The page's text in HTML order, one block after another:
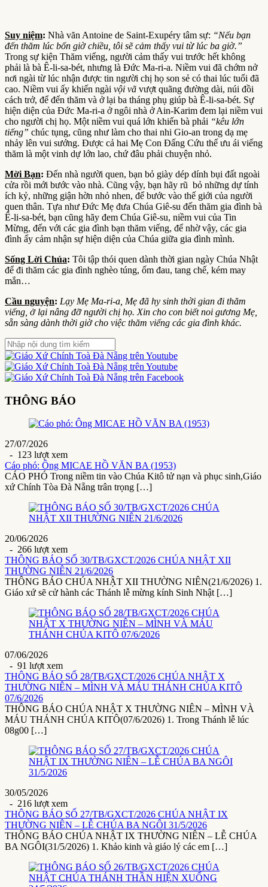
Suy niệm: Nhà văn Antoine de Saint-Exupéry tâm sự: “Nếu bạn
đến thăm lúc bốn giờ chiều, tôi sẽ cảm thấy vui từ lúc ba giờ.”
Trong sự kiện Thăm viếng, người cảm thấy vui trước hết không
phải là bà Ê-li-sa-bét, nhưng là Đức Ma-ri-a. Niềm vui đã chớm nở
nơi ngài từ lúc nhận được tin người chị họ son sẻ có thai lúc tuổi đã
cao. Niềm vui ấy khiến ngài vội vã vượt quãng đường dài, núi đồi
cách trở, để đến thăm và ở lại ba tháng phụ giúp bà Ê-li-sa-bét. Sự
hiện diện của Đức Ma-ri-a ở ngôi nhà ở Ain-Karim đem lại niềm vui
cho người chị họ. Một niềm vui quá lớn khiến bà phải “kêu lớn
tiếng” chúc tụng, cũng như làm cho thai nhi Gio-an trong dạ mẹ
nhảy lên vui sướng. Được cả hai Mẹ Con Đấng Cứu thế ưu ái viếng
thăm là một vinh dự lớn lao, chứ đâu phải chuyện nhỏ.
Mời Bạn: Đến nhà người quen, bạn bỏ giày dép dính bụi đất ngoài
cửa rồi mới bước vào nhà. Cũng vậy, bạn hãy rũ bỏ những dự tính
ích kỷ, những giận hờn nhỏ nhen, để bước vào thế giới của người
quen thân. Tựa như Đức Mẹ đưa Chúa Giê-su đến thăm gia đình bà
Ê-li-sa-bét, bạn cũng hãy đem Chúa Giê-su, niềm vui của Tin
Mừng, đến với các gia đình bạn thăm viếng, để nhờ vậy, các gia
đình ấy cảm nhận sự hiện diện của Chúa giữa gia đình mình.
Sống Lời Chúa: Tôi tập thói quen dành thời gian ngày Chúa Nhật
để đi thăm các gia đình nghèo túng, ốm đau, tang chế, kém may
mắn…
Cầu nguyện: Lạy Mẹ Ma-ri-a, Mẹ đã hy sinh thời gian đi thăm
viếng, ở lại nâng đỡ người chị họ. Xin cho con biết noi gương Mẹ,
sẵn sàng dành thời giờ cho việc thăm viếng các gia đình khác.
THÔNG BÁO
27/07/2026
- 123 lượt xem
Cáo phó: Ông MICAE HỒ VĂN BA (1953)
CÁO PHÓ Trong niềm tin vào Chúa Kitô tử nạn và phục sinh,Giáo
xứ Chính Tòa Đà Nẵng trân trọng […]
20/06/2026
- 266 lượt xem
THÔNG BÁO SỐ 30/TB/GXCT/2026 CHÚA NHẬT XII
THƯỜNG NIÊN 21/6/2026
THÔNG BÁO CHÚA NHẬT XII THƯỜNG NIÊN(21/6/2026) 1.
Giáo xứ sẽ cử hành các Thánh lễ mừng kính Sinh Nhật […]
07/06/2026
- 91 lượt xem
THÔNG BÁO SỐ 28/TB/GXCT/2026 CHÚA NHẬT X
THƯỜNG NIÊN – MÌNH VÀ MÁU THÁNH CHÚA KITÔ
07/6/2026
THÔNG BÁO CHÚA NHẬT X THƯỜNG NIÊN – MÌNH VÀ
MÁU THÁNH CHÚA KITÔ(07/6/2026) 1. Trong Thánh lễ lúc
08g00 […]
30/05/2026
- 216 lượt xem
THÔNG BÁO SỐ 27/TB/GXCT/2026 CHÚA NHẬT IX
THƯỜNG NIÊN – LỄ CHÚA BA NGÔI 31/5/2026
THÔNG BÁO CHÚA NHẬT IX THƯỜNG NIÊN – LỄ CHÚA
BA NGÔI(31/5/2026) 1. Khảo kinh và giáo lý các em […]